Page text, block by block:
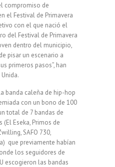
compromiso de
el Festival de Primavera
con el que nació el
del Festival de Primavera
dentro del municipio,
pisar un escenario a
primeros pasos”, han
banda caleña de hip-hop
con un bono de 100
total de 7 bandas de
Eseka, Primos de
SAFO 730,
que previamente habían
los seguidores de
escogieron las bandas